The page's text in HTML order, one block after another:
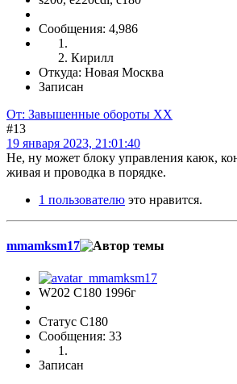
Сообщения: 4,986
Кирилл
Откуда: Новая Москва
Записан
От: Завышенные обороты ХХ
#13
19 января 2023, 21:01:40
Не, ну может блоку управления каюк,
живая и проводка в порядке.
1 пользователю это нравится.
mmamksm17
W202 C180 1996г
Статус C180
Сообщения: 33
Записан